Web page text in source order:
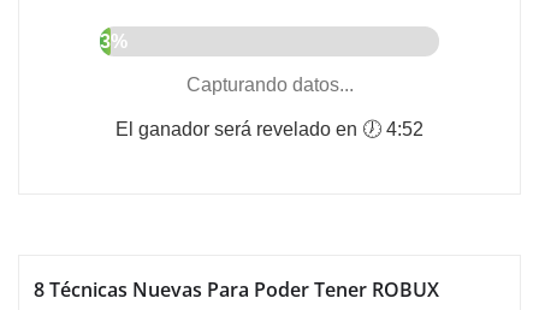
3%
Capturando datos...
El ganador será revelado en 🕖 4:51
8 Técnicas Nuevas Para Poder Tener ROBUX